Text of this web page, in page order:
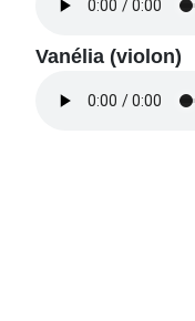
Vanélia (violon)